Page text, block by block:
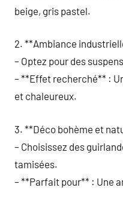
beige, gris pastel.
2. **Ambiance
– Optez pour des
– **Effet recherché** :
et chaleureux.
3. **Déco bohème et
– Choisissez des
tamisées.
– **Parfait pour** : Une